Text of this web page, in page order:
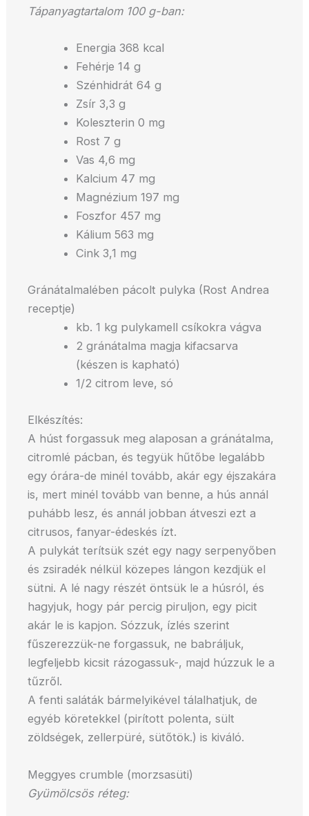
Tápanyagtartalom 100 g-ban:
Energia 368 kcal
Fehérje 14 g
Szénhidrát 64 g
Zsír 3,3 g
Koleszterin 0 mg
Rost 7 g
Vas 4,6 mg
Kalcium 47 mg
Magnézium 197 mg
Foszfor 457 mg
Kálium 563 mg
Cink 3,1 mg
Gránátalmalében pácolt pulyka (Rost Andrea
receptje)
kb. 1 kg pulykamell csíkokra vágva
2 gránátalma magja kifacsarva
(készen is kapható)
1/2 citrom leve, só
Elkészítés:
A húst forgassuk meg alaposan a gránátalma,
citromlé pácban, és tegyük hűtőbe legalább
egy órára-de minél tovább, akár egy éjszakára
is, mert minél tovább van benne, a hús annál
puhább lesz, és annál jobban átveszi ezt a
citrusos, fanyar-édeskés ízt.
A pulykát terítsük szét egy nagy serpenyőben
és zsiradék nélkül közepes lángon kezdjük el
sütni. A lé nagy részét öntsük le a húsról, és
hagyjuk, hogy pár percig piruljon, egy picit
akár le is kapjon. Sózzuk, ízlés szerint
fűszerezzük-ne forgassuk, ne babráljuk,
legfeljebb kicsit rázogassuk-, majd húzzuk le a
tűzről.
A fenti saláták bármelyikével tálalhatjuk, de
egyéb köretekkel (pirított polenta, sült
zöldségek, zellerpüré, sütőtök.) is kiváló.
Meggyes crumble (morzsasüti)
Gyümölcsös réteg: